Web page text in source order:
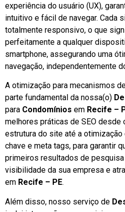
experiência do usuário (UX),
intuitivo e fácil de navegar. Cada
totalmente responsivo, o que
perfeitamente a qualquer
smartphone, assegurando uma
navegação, independentemente
A otimização para mecanismos
parte fundamental da nossa(o)
para Condomínios em Recife –
melhores práticas de SEO desde
estrutura do site até a otimização
chave e meta tags, para garantir
primeiros resultados de
visibilidade da sua empresa e
em Recife – PE.
Além disso, nosso serviço de